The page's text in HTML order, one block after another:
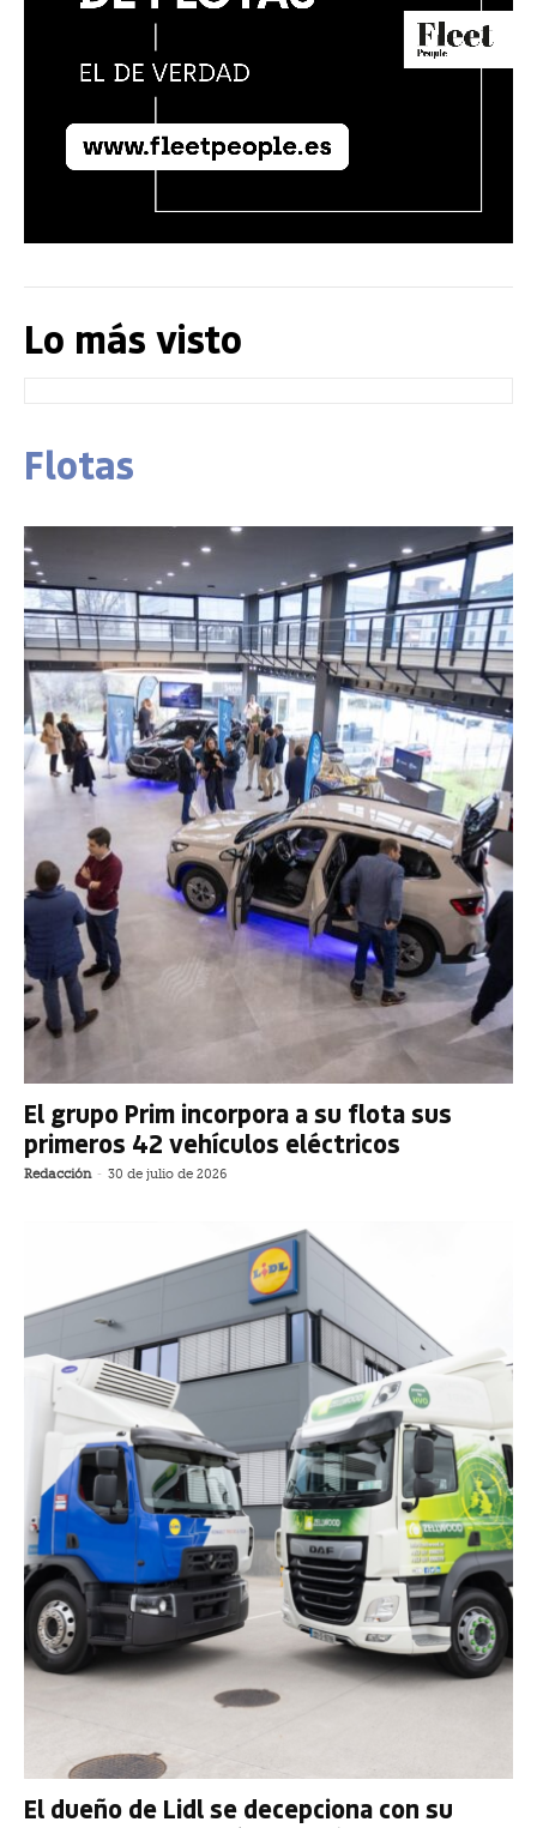
Lo más visto
Flotas
El grupo Prim incorpora a su flota sus
primeros 42 vehículos eléctricos
Redacción - 30 de julio de 2026
El dueño de Lidl se decepciona con su